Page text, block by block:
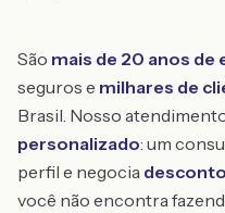
São mais de 20 anos de
seguros e milhares de
Brasil. Nosso
personalizado: um
perfil e negocia
você não encontra